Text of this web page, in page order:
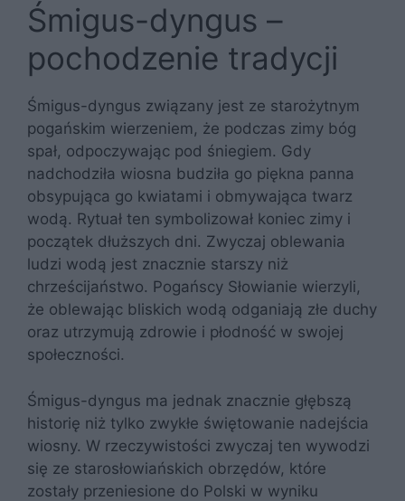
Śmigus-dyngus –
pochodzenie tradycji
Śmigus-dyngus związany jest ze starożytnym
pogańskim wierzeniem, że podczas zimy bóg
spał, odpoczywając pod śniegiem. Gdy
nadchodziła wiosna budziła go piękna panna
obsypująca go kwiatami i obmywająca twarz
wodą. Rytuał ten symbolizował koniec zimy i
początek dłuższych dni. Zwyczaj oblewania
ludzi wodą jest znacznie starszy niż
chrześcijaństwo. Pogańscy Słowianie wierzyli,
że oblewając bliskich wodą odganiają złe duchy
oraz utrzymują zdrowie i płodność w swojej
społeczności.
Śmigus-dyngus ma jednak znacznie głębszą
historię niż tylko zwykłe świętowanie nadejścia
wiosny. W rzeczywistości zwyczaj ten wywodzi
się ze starosłowiańskich obrzędów, które
zostały przeniesione do Polski w wyniku